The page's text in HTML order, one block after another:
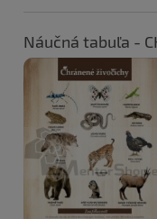
Náučná tabuľa -